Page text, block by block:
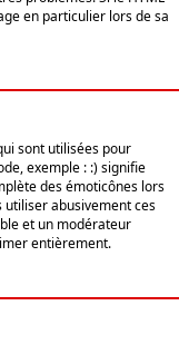
en particulier lors de sa
sont utilisées pour
exemple : :) signifie
des émoticônes lors
utiliser abusivement ces
et un modérateur
entièrement.